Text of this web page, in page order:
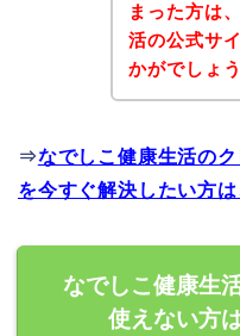
まった方は
活の公式サ
かがでしょ
⇒なでしこ健康生活の
を今すぐ解決したい方は
なでしこ健康生
使えない方